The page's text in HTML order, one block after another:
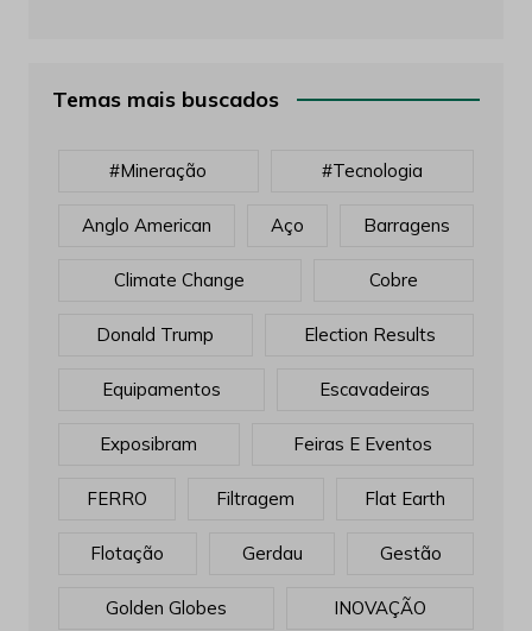
Temas mais buscados
#mineração #tecnologia
Anglo American Aço Barragens
Climate Change Cobre
Donald Trump Election Results
Equipamentos Escavadeiras
Exposibram Feiras E Eventos
FERRO Filtragem Flat Earth
Flotação Gerdau Gestão
Golden Globes INOVAÇÃO